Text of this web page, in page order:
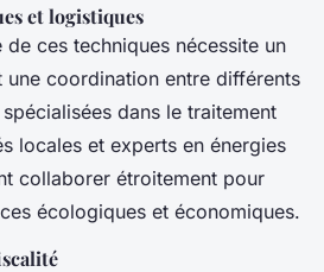
et logistiques
de ces techniques nécessite un
coordination entre différents
dans le traitement
locales et experts en énergies
collaborer étroitement pour
écologiques et économiques.